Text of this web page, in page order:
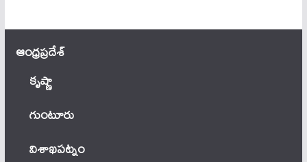
ఆంధ్ర‌ప్ర‌దేశ్
కృష్ణా
గుంటూరు
విశాఖపట్నం